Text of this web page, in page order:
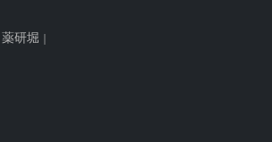
研堀